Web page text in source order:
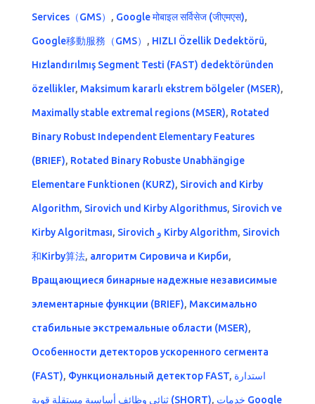
Services（GMS） , Google मोबाइल सर्विसेज (जीएमएस),
Google移動服務（GMS） , HIZLI Özellik Dedektörü,
Hızlandırılmış Segment Testi (FAST) dedektöründen
özellikler, Maksimum kararlı ekstrem bölgeler (MSER),
Maximally stable extremal regions (MSER), Rotated
Binary Robust Independent Elementary Features
(BRIEF), Rotated Binary Robuste Unabhängige
Elementare Funktionen (KURZ), Sirovich and Kirby
Algorithm, Sirovich und Kirby Algorithmus, Sirovich ve
Kirby Algoritması, Sirovich و Kirby Algorithm, Sirovich
和Kirby算法, алгоритм Сировича и Кирби,
Вращающиеся бинарные надежные независимые
элементарные функции (BRIEF), Максимально
стабильные экстремальные области (MSER),
Особенности детекторов ускоренного сегмента
(FAST), Функциональный детектор FAST, استدارة
ثنائي وظائف أساسية مستقلة قوية (SHORT), خدمات Google